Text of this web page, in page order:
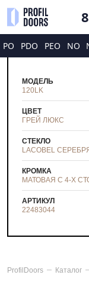
PO PDO PEO NO
МОДЕЛЬ
120LK
ЦВЕТ
ГРЕЙ ЛЮКС
СТЕКЛО
LACOBEL
КРОМКА
МАТОВАЯ С 4-Х
АРТИКУЛ
22483044
ProfilDoors Каталог